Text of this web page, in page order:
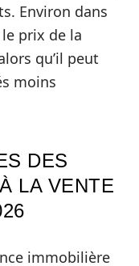
Environ dans
prix de la
qu’il peut
moins
DES
LA VENTE
immobilière